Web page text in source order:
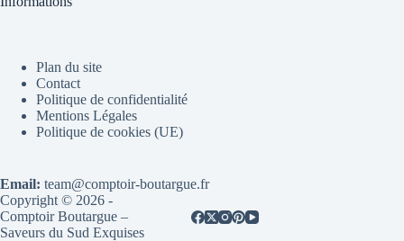
Plan du site
Contact
Politique de confidentialité
Mentions Légales
Politique de cookies (UE)
Email: team@comptoir-boutargue.fr
Copyright © 2026 -
Comptoir Boutargue –
Saveurs du Sud Exquises